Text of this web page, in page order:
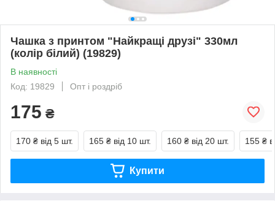
Чашка з принтом "Найкращі друзі" 330мл
(колір білий) (19829)
В наявності
Код: 19829
Опт і роздріб
175 ₴
170 ₴ від 5 шт. 165 ₴ від 10 шт. 160 ₴ від 20 шт. 155 ₴
Купити